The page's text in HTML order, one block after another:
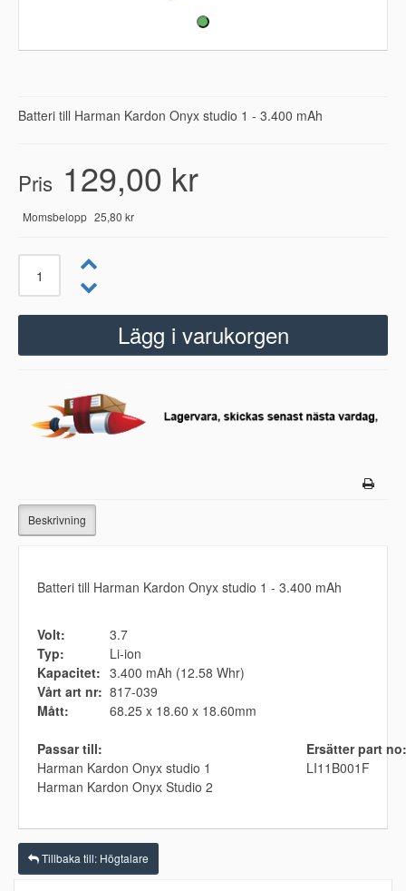
Batteri till Harman Kardon Onyx studio 1 - 3.400 mAh
Pris 129,00 kr
Momsbelopp 25,80 kr
Beskrivning
Batteri till Harman Kardon Onyx studio 1 - 3.400 mAh
Volt:
3.7
Typ:
Li-ion
Kapacitet: 3.400 mAh (12.58 Whr)
Vårt art nr: 817-039
Mått:
68.25 x 18.60 x 18.60mm
Passar till:
Ersätter part no:
Harman Kardon Onyx studio 1
Harman Kardon Onyx Studio 2
LI11B001F
Tillbaka till: Högtalare